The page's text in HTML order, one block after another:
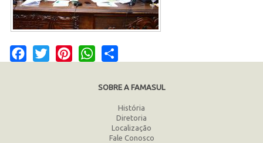
Facebook
Twitter PinterestWhatsApp
SOBRE A FAMASUL
História
Diretoria
Localização
Fale Conosco